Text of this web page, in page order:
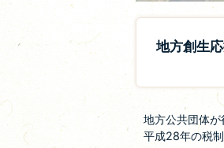
地方創生
地方公共団体が
平成28年の税